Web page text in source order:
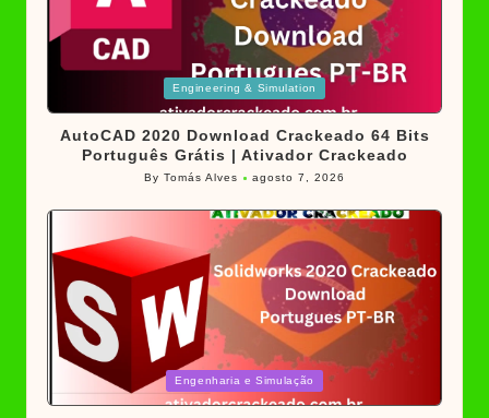
in
Engineering & Simulation
AutoCAD 2020 Download Crackeado 64 Bits
Português Grátis | Ativador Crackeado
Posted
ByTomás Alves agosto 7, 2026
Posted
in
Engenharia e Simulação